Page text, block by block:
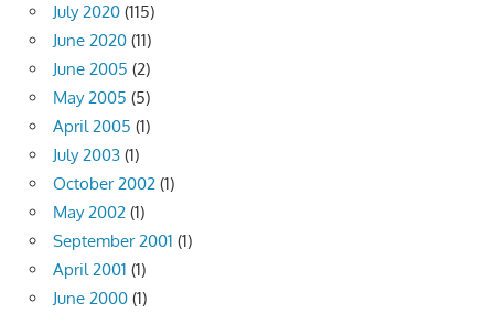
July 2020 (115)
June 2020 (11)
June 2005 (2)
May 2005 (5)
April 2005 (1)
July 2003 (1)
October 2002 (1)
May 2002 (1)
September 2001 (1)
April 2001 (1)
June 2000 (1)